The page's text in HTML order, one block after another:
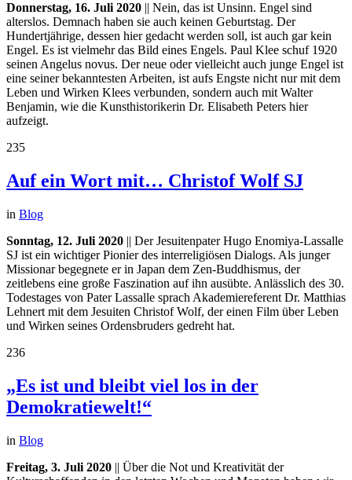
Donnerstag, 16. Juli 2020 || Nein, das ist Unsinn. Engel sind
alterslos. Demnach haben sie auch keinen Geburtstag. Der
Hundertjährige, dessen hier gedacht werden soll, ist auch gar kein
Engel. Es ist vielmehr das Bild eines Engels. Paul Klee schuf 1920
seinen Angelus novus. Der neue oder vielleicht auch junge Engel ist
eine seiner bekanntesten Arbeiten, ist aufs Engste nicht nur mit dem
Leben und Wirken Klees verbunden, sondern auch mit Walter
Benjamin, wie die Kunsthistorikerin Dr. Elisabeth Peters hier
aufzeigt.
235
Auf ein Wort mit… Christof Wolf SJ
in Blog
Sonntag, 12. Juli 2020 || Der Jesuitenpater Hugo Enomiya-Lassalle
SJ ist ein wichtiger Pionier des interreligiösen Dialogs. Als junger
Missionar begegnete er in Japan dem Zen-Buddhismus, der
zeitlebens eine große Faszination auf ihn ausübte. Anlässlich des 30.
Todestages von Pater Lassalle sprach Akademiereferent Dr. Matthias
Lehnert mit dem Jesuiten Christof Wolf, der einen Film über Leben
und Wirken seines Ordensbruders gedreht hat.
236
„Es ist und bleibt viel los in der
Demokratiewelt!“
in Blog
Freitag, 3. Juli 2020 || Über die Not und Kreativität der